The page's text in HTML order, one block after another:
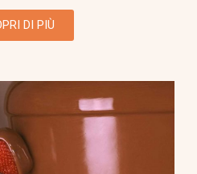
DI PIÙ